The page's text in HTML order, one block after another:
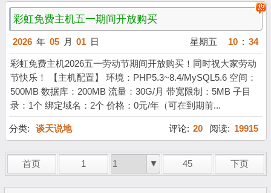
彩虹免费主机五一期间开放购买
2026 年 05 月 01 日 星期五 10 : 34
彩虹免费主机2026五一劳动节期间开放购买！同时祝大家劳动
节快乐！ 【主机配置】 环境：PHP5.3~8.4/MySQL5.6 空间：
500MB 数据库：200MB 流量：30G/月 带宽限制：5MB 子目
录：1个 绑定域名：2个 价格：0元/年（可在到期前...
分类: 谈天说地 评论: 20 阅读: 19915
首页 1 45 下页